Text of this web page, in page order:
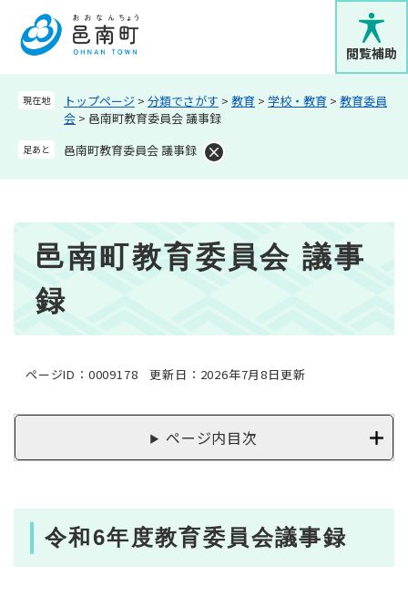
メニューを飛ばして本文へ
閲覧補助
現在地 トップページ > 分類でさがす > 教育 > 学校・教育 > 教育委員
会 > 邑南町教育委員会 議事録
足あと 邑南町教育委員会 議事録
邑南町教育委員会 議事
録
ページID：0009178 更新日：2026年7月8日更新
ページ内目次
令和6年度教育委員会議事録